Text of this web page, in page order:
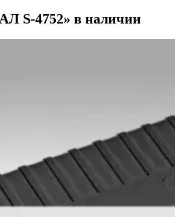
S-4752» в наличии